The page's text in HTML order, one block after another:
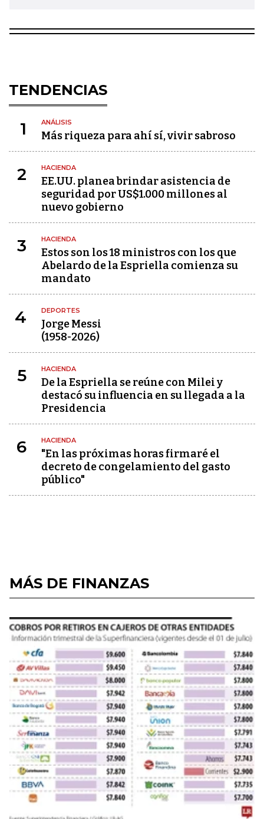
TENDENCIAS
1 ANÁLISIS
Más riqueza para ahí sí, vivir sabroso
2 HACIENDA
EE.UU. planea brindar asistencia de
seguridad por US$1.000 millones al
nuevo gobierno
3 HACIENDA
Estos son los 18 ministros con los que
Abelardo de la Espriella comienza su
mandato
4 DEPORTES
Jorge Messi
(1958-2026)
5 HACIENDA
De la Espriella se reúne con Milei y
destacó su influencia en su llegada a la
Presidencia
6 HACIENDA
"En las próximas horas firmaré el
decreto de congelamiento del gasto
público"
MÁS DE FINANZAS